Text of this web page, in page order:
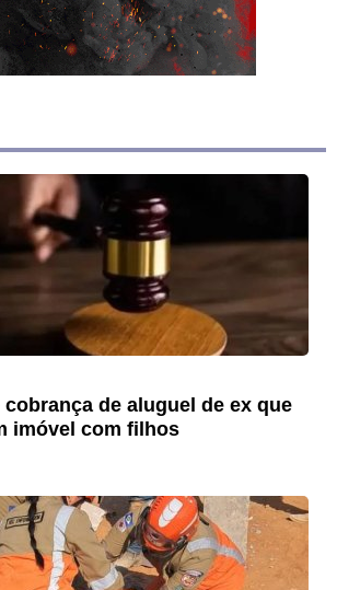
de aluguel de ex que
imóvel com filhos